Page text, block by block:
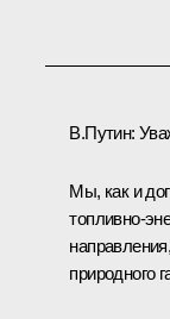
В.Путин:
Мы, как и
топливно-
природного